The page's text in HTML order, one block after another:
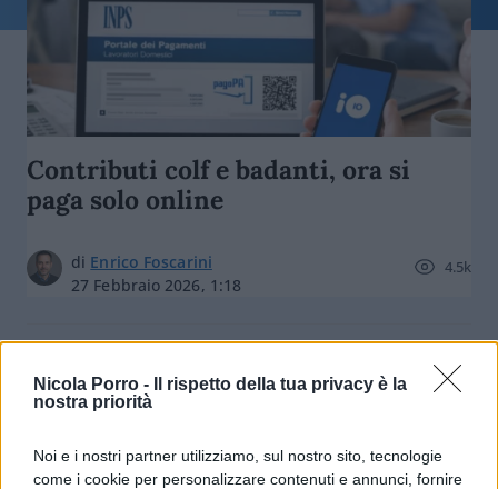
Nicola Porro -
Il rispetto della tua privacy è la
nostra priorità
Noi e i nostri partner utilizziamo, sul nostro sito, tecnologie
come i cookie per personalizzare contenuti e annunci, fornire
Contributi colf e badanti, ora si
paga solo online
di Enrico Foscarini
27 Febbraio 2026, 1:18
4.5k